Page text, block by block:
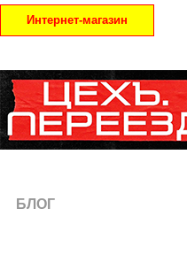
Интернет-магазин
БЛОГ